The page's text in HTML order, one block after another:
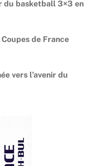
du basketball 3×3 en
de France
vers l’avenir du